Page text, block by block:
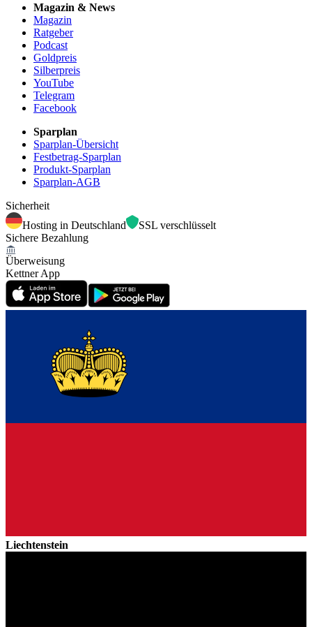
Magazin & News
Magazin
Ratgeber
Podcast
Goldpreis
Silberpreis
YouTube
Telegram
Facebook
Sparplan
Sparplan-Übersicht
Festbetrag-Sparplan
Produkt-Sparplan
Sparplan-AGB
Sicherheit
Hosting in Deutschland
SSL verschlüsselt
Sichere Bezahlung
Überweisung
Kettner App
Liechtenstein